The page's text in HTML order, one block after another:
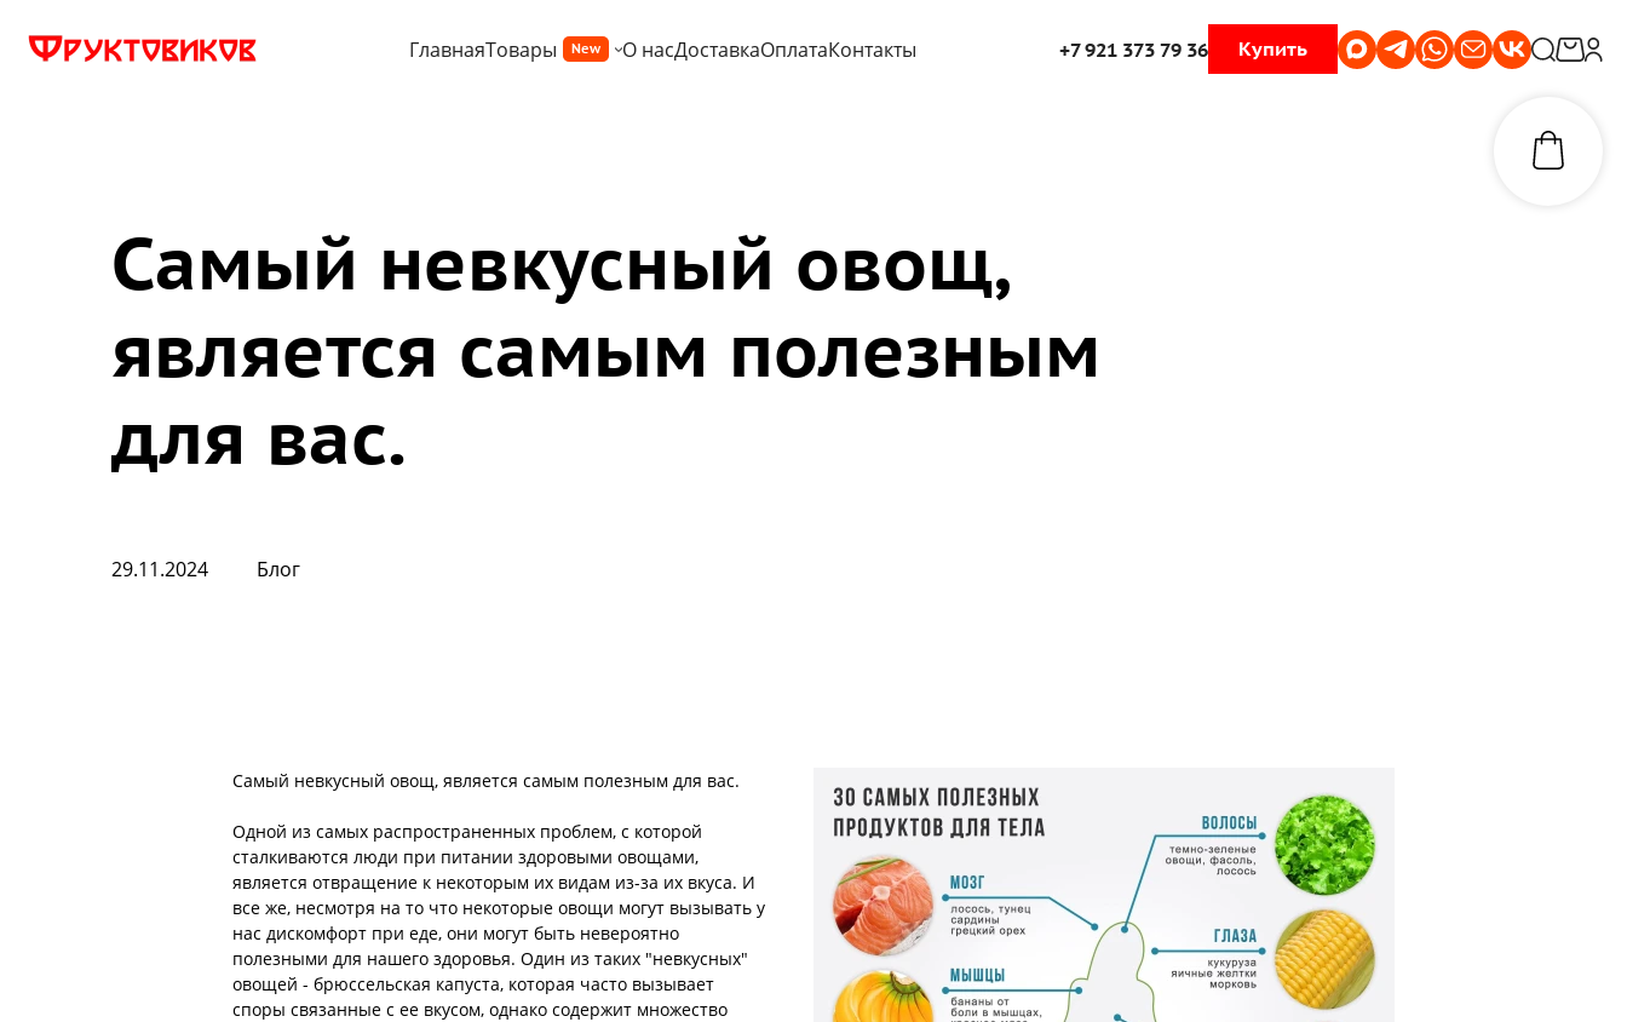
ГлавнаяТовары New О насДоставкаОплатаКонтакты +7 921 373 79 36 Купить
Самый невкусный овощ,
является самым полезным
для вас.
29.11.2024 Блог
Самый невкусный овощ, является самым полезным для вас.
Одной из самых распространенных проблем, с которой
сталкиваются люди при питании здоровыми овощами,
является отвращение к некоторым их видам из-за их вкуса. И
все же, несмотря на то что некоторые овощи могут вызывать у
нас дискомфорт при еде, они могут быть невероятно
полезными для нашего здоровья. Один из таких "невкусных"
овощей - брюссельская капуста, которая часто вызывает
споры связанные с ее вкусом, однако содержит множество